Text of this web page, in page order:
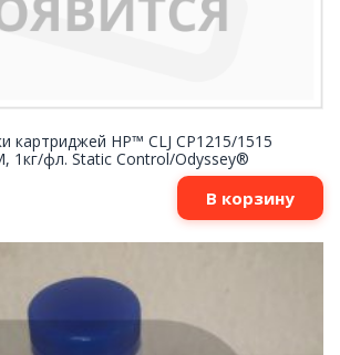
картриджей HP™ CLJ CP1215/1515
1кг/фл. Static Control/Odyssey®
В корзину